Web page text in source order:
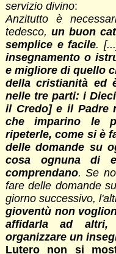
servizio divino:
Anzitutto è
tedesco, un buon
semplice e facile.
insegnamento o
e migliore di quello
della cristianità ed
nelle tre parti: i
il Credo] e il Padre
che imparino le
ripeterle, come si è
delle domande su
cosa ognuna di
comprendano. Se
fare delle domande
giorno successivo,
gioventù non
affidarla ad
organizzare un
Lutero non si